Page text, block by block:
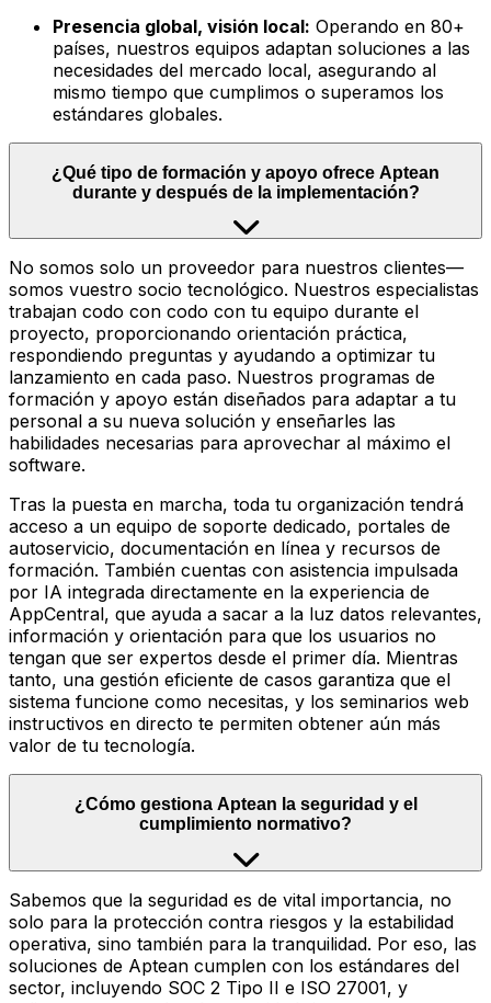
Presencia global, visión local: Operando en 80+
países, nuestros equipos adaptan soluciones a las
necesidades del mercado local, asegurando al
mismo tiempo que cumplimos o superamos los
estándares globales.
¿Qué tipo de formación y apoyo ofrece Aptean
durante y después de la implementación?
No somos solo un proveedor para nuestros clientes—
somos vuestro socio tecnológico. Nuestros especialistas
trabajan codo con codo con tu equipo durante el
proyecto, proporcionando orientación práctica,
respondiendo preguntas y ayudando a optimizar tu
lanzamiento en cada paso. Nuestros programas de
formación y apoyo están diseñados para adaptar a tu
personal a su nueva solución y enseñarles las
habilidades necesarias para aprovechar al máximo el
software.
Tras la puesta en marcha, toda tu organización tendrá
acceso a un equipo de soporte dedicado, portales de
autoservicio, documentación en línea y recursos de
formación. También cuentas con asistencia impulsada
por IA integrada directamente en la experiencia de
AppCentral, que ayuda a sacar a la luz datos relevantes,
información y orientación para que los usuarios no
tengan que ser expertos desde el primer día. Mientras
tanto, una gestión eficiente de casos garantiza que el
sistema funcione como necesitas, y los seminarios web
instructivos en directo te permiten obtener aún más
valor de tu tecnología.
¿Cómo gestiona Aptean la seguridad y el
cumplimiento normativo?
Sabemos que la seguridad es de vital importancia, no
solo para la protección contra riesgos y la estabilidad
operativa, sino también para la tranquilidad. Por eso, las
soluciones de Aptean cumplen con los estándares del
sector, incluyendo SOC 2 Tipo II e ISO 27001, y